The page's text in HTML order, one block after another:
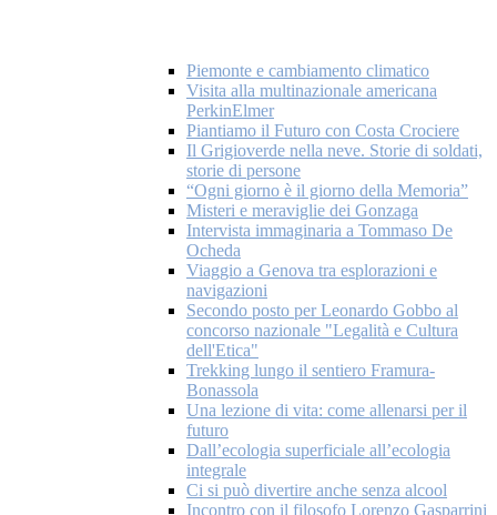
Piemonte e cambiamento climatico
Visita alla multinazionale americana
PerkinElmer
Piantiamo il Futuro con Costa Crociere
Il Grigioverde nella neve. Storie di soldati,
storie di persone
“Ogni giorno è il giorno della Memoria”
Misteri e meraviglie dei Gonzaga
Intervista immaginaria a Tommaso De
Ocheda
Viaggio a Genova tra esplorazioni e
navigazioni
Secondo posto per Leonardo Gobbo al
concorso nazionale "Legalità e Cultura
dell'Etica"
Trekking lungo il sentiero Framura-
Bonassola
Una lezione di vita: come allenarsi per il
futuro
Dall’ecologia superficiale all’ecologia
integrale
Ci si può divertire anche senza alcool
Incontro con il filosofo Lorenzo Gasparrini